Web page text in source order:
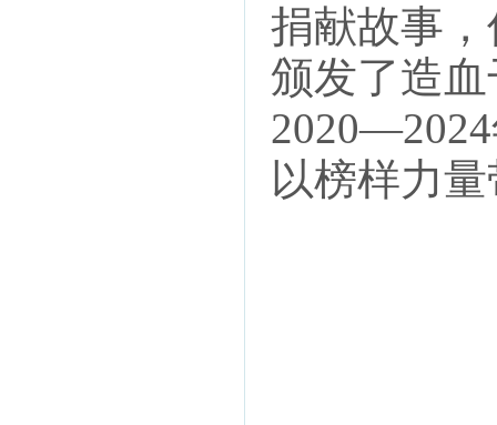
捐献故事
颁发了造
以榜样力